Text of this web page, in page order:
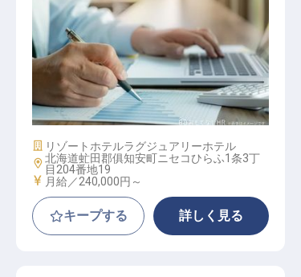
予約セールスエージェント
施設業態
リゾートホテルラグジュアリーホテル
勤務地
北海道虻田郡俱知安町ニセコひらふ1条3丁
目204番地19
給与
月給／240,000円～
キープする 詳しく見る